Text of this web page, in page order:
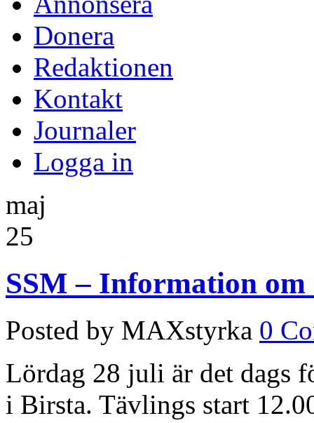
Donera
Redaktionen
Kontakt
Journaler
Logga in
maj
25
SSM – Information om
Posted by MAXstyrka 0
Lördag 28 juli är det dags
i Birsta. Tävlings start